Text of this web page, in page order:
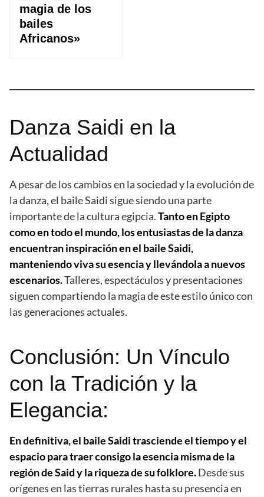
magia de los
bailes
Africanos»
Danza Saidi en la
Actualidad
A pesar de los cambios en la sociedad y la evolución de
la danza, el baile Saidi sigue siendo una parte
importante de la cultura egipcia.Tanto en Egipto
como en todo el mundo, los entusiastas de la danza
encuentran inspiración en el baile Saidi,
manteniendo viva su esencia y llevándola a nuevos
escenarios.Talleres, espectáculos y presentaciones
siguen compartiendo la magia de este estilo único con
las generaciones actuales.
Conclusión: Un Vínculo
con la Tradición y la
Elegancia:
En definitiva, el baile Saidi trasciende el tiempo y el
espacio para traer consigo la esencia misma de la
región de Said y la riqueza de su folklore.Desde sus
orígenes en las tierras rurales hasta su presencia en